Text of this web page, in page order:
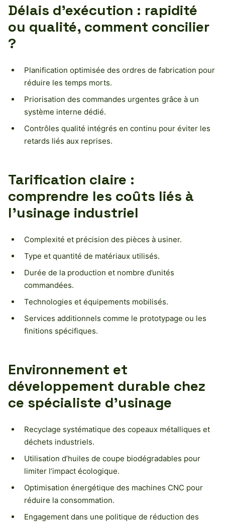
Délais d’exécution : rapidité
ou qualité, comment concilier
?
Planification optimisée des ordres de fabrication pour
réduire les temps morts.
Priorisation des commandes urgentes grâce à un
système interne dédié.
Contrôles qualité intégrés en continu pour éviter les
retards liés aux reprises.
Tarification claire :
comprendre les coûts liés à
l’usinage industriel
Complexité et précision des pièces à usiner.
Type et quantité de matériaux utilisés.
Durée de la production et nombre d’unités
commandées.
Technologies et équipements mobilisés.
Services additionnels comme le prototypage ou les
finitions spécifiques.
Environnement et
développement durable chez
ce spécialiste d’usinage
Recyclage systématique des copeaux métalliques et
déchets industriels.
Utilisation d’huiles de coupe biodégradables pour
limiter l’impact écologique.
Optimisation énergétique des machines CNC pour
réduire la consommation.
Engagement dans une politique de réduction des